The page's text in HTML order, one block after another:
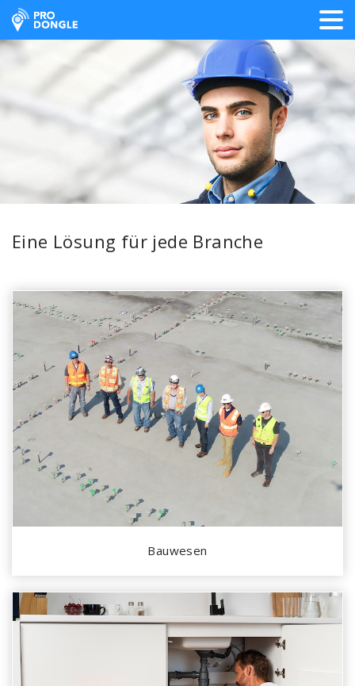
ProDongle Track & Trace
Eine Lösung für jede Branche
Entdecken Sie die
Bauwesen